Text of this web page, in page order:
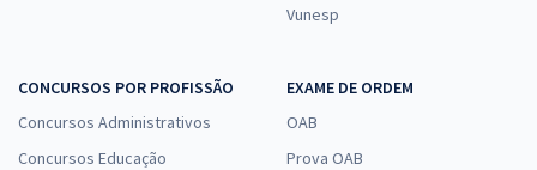
Vunesp
CONCURSOS POR PROFISSÃO
Concursos Administrativos
Concursos Educação
EXAME DE ORDEM
OAB
Prova OAB